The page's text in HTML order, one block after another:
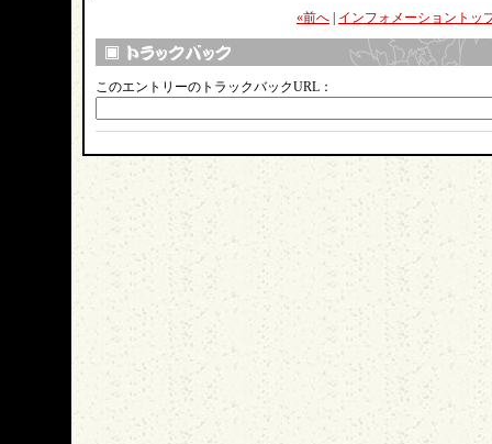
«前へ インフォメーショントッ
このエントリーのトラックバックURL：